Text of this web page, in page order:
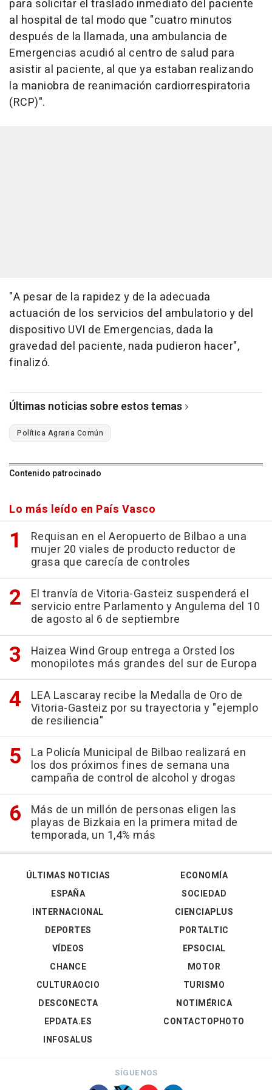
para solicitar el traslado inmediato del paciente
al hospital de tal modo que "cuatro minutos
después de la llamada, una ambulancia de
Emergencias acudió al centro de salud para
asistir al paciente, al que ya estaban realizando
la maniobra de reanimación cardiorrespiratoria
(RCP)".
"A pesar de la rapidez y de la adecuada
actuación de los servicios del ambulatorio y del
dispositivo UVI de Emergencias, dada la
gravedad del paciente, nada pudieron hacer",
finalizó.
Últimas noticias sobre estos temas
Política Agraria Común
Contenido patrocinado
Lo más leído en País Vasco
Requisan en el Aeropuerto de Bilbao a una
mujer 20 viales de producto reductor de
grasa que carecía de controles
El tranvía de Vitoria-Gasteiz suspenderá el
servicio entre Parlamento y Angulema del 10
de agosto al 6 de septiembre
Haizea Wind Group entrega a Orsted los
monopilotes más grandes del sur de Europa
LEA Lascaray recibe la Medalla de Oro de
Vitoria-Gasteiz por su trayectoria y "ejemplo
de resiliencia"
La Policía Municipal de Bilbao realizará en
los dos próximos fines de semana una
campaña de control de alcohol y drogas
Más de un millón de personas eligen las
playas de Bizkaia en la primera mitad de
temporada, un 1,4% más
ÚLTIMAS NOTICIAS
ESPAÑA
INTERNACIONAL
DEPORTES
VÍDEOS
ECONOMÍA
SOCIEDAD
CIENCIAPLUS
PORTALTIC
EPSOCIAL
CHANCE
CULTURAOCIO
DESCONECTA
EPDATA.ES
INFOSALUS
MOTOR
TURISMO
NOTIMÉRICA
CONTACTOPHOTO
SÍGUENOS